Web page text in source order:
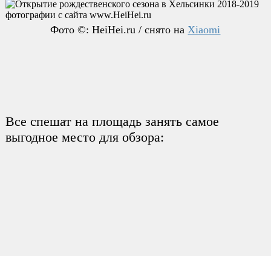
Фото ©: HeiHei.ru / снято на Xiaomi
Все спешат на площадь занять самое
выгодное место для обзора: